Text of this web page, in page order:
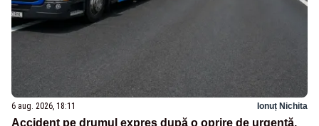
6 aug. 2026, 18:11 Ionuț Nichita
Accident pe drumul expres după o oprire de urgență.